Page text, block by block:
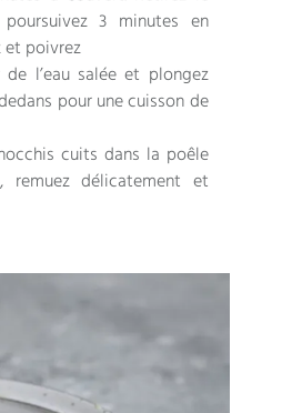
3 minutes en
et poivrez
l’eau salée et plongez
pour une cuisson de
cuits dans la poêle
remuez délicatement et